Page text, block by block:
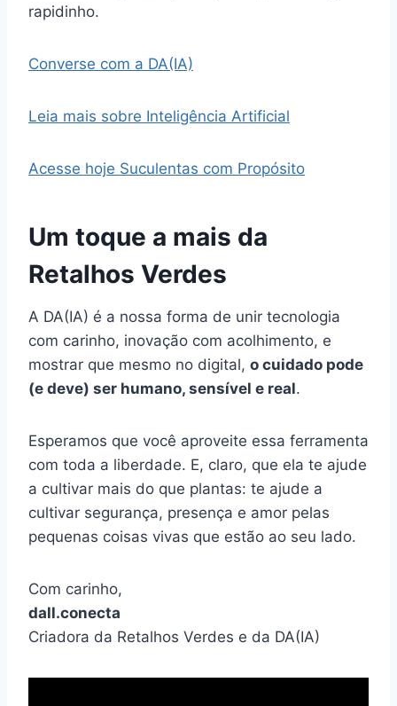
rapidinho.
Converse com a DA(IA)
Leia mais sobre Inteligência Artificial
Acesse hoje Suculentas com Propósito
Um toque a mais da
Retalhos Verdes
A DA(IA) é a nossa forma de unir tecnologia
com carinho, inovação com acolhimento, e
mostrar que mesmo no digital, o cuidado pode
(e deve) ser humano, sensível e real.
Esperamos que você aproveite essa ferramenta
com toda a liberdade. E, claro, que ela te ajude
a cultivar mais do que plantas: te ajude a
cultivar segurança, presença e amor pelas
pequenas coisas vivas que estão ao seu lado.
Com carinho,
dall.conecta
Criadora da Retalhos Verdes e da DA(IA)